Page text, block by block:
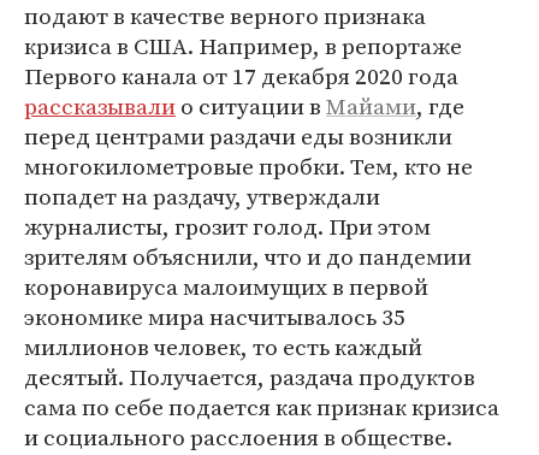
подают в качестве верного признака
кризиса в США. Например, в репортаже
Первого канала от 17 декабря 2020 года
рассказывалио ситуации вМайами, где
перед центрами раздачи еды возникли
многокилометровые пробки. Тем, кто не
попадет на раздачу, утверждали
журналисты, грозит голод. При этом
зрителям объяснили, что и до пандемии
коронавируса малоимущих в первой
экономике мира насчитывалось 35
миллионов человек, то есть каждый
десятый. Получается, раздача продуктов
сама по себе подается как признак кризиса
и социального расслоения в обществе.